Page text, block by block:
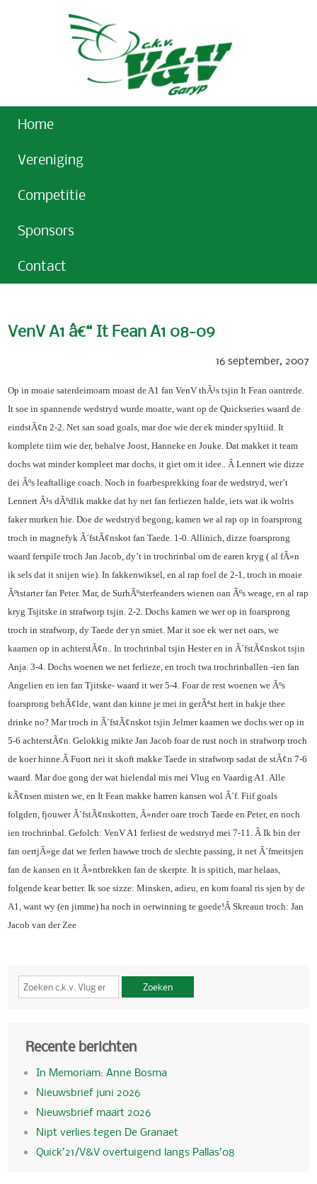
Home
Vereniging
Competitie
Sponsors
Contact
VenV A1 â€“ It Fean A1 08-09
16 september, 2007
Op in moaie saterdeimoarn moast de A1 fan VenV thÃ¹s tsjin It Fean oantrede.
It soe in spannende wedstryd wurde moatte, want op de Quickseries waard de
eindstÃ¢n 2-2. Net san soad goals, mar doe wie der ek minder spyltiid. It
komplete tiim wie der, behalve Joost, Hanneke en Jouke. Dat makket it team
dochs wat minder kompleet mar dochs, it giet om it idee.. ÂLennert wie dizze
dei Ãºs leaftallige coach. Noch in foarbesprekking foar de wedstryd, wer’t
Lennert Ã¹s dÃºdlik makke dat hy net fan ferliezen halde, iets wat ik wolris
faker murken hie. Doe de wedstryd begong, kamen we al rap op in foarsprong
troch in magnefyk Ã´fstÃ¢nskot fan Taede. 1-0. Allinich, dizze foarsprong
waard ferspile troch Jan Jacob, dy’t in trochrinbal om de earen kryg ( al fÃ»n
ik sels dat it snijen wie). In fakkenwiksel, en al rap foel de 2-1, troch in moaie
Ãºtstarter fan Peter. Mar, de SurhÃºsterfeanders wienen oan Ãºs weage, en al rap
kryg Tsjitske in strafworp tsjin. 2-2. Dochs kamen we wer op in foarsprong
troch in strafworp, dy Taede der yn smiet. Mar it soe ek wer net oars, we
kaamen op in achterstÃ¢n.. In trochrinbal tsjin Hester en in Ã´fstÃ¢nskot tsjin
Anja. 3-4. Dochs woenen we net ferlieze, en troch twa trochrinballen -ien fan
Angelien en ien fan Tjitske- waard it wer 5-4. Foar de rest woenen we Ãºs
foarsprong behÃ¢lde, want dan kinne je mei in gerÃªst hert in bakje thee
drinke no? Mar troch in Ã´fstÃ¢nskot tsjin Jelmer kaamen we dochs wer op in
5-6 achterstÃ¢n. Gelokkig mikte Jan Jacob foar de rust noch in strafworp troch
de koer hinne. ÂFuort nei it skoft makke Taede in strafworp sadat de stÃ¢n 7-6
waard. Mar doe gong der wat hielendal mis mei Vlug en Vaardig A1. Alle
kÃ¢nsen misten we, en It Fean makke harren kansen wol Ã´f. Fiif goals
folgden, fjouwer Ã´fstÃ¢nskotten, Ã»nder oare troch Taede en Peter, en noch
ien trochrinbal. Gefolch: VenV A1 ferliest de wedstryd mei 7-11. ÂIk bin der
fan oertjÃ»ge dat we ferlen hawwe troch de slechte passing, it net Ã´fmeitsjen
fan de kansen en it Ã»ntbrekken fan de skerpte. It is spitich, mar helaas,
folgende kear better. Ik soe sizze: Minsken, adieu, en kom foaral ris sjen by de
A1, want wy (en jimme) ha noch in oerwinning te goede!ÂSkreaun troch: Jan
Jacob van der Zee
Zoeken
Recente berichten
In Memoriam: Anne Bosma
Nieuwsbrief juni 2026
Nieuwsbrief maart 2026
Nipt verlies tegen De Granaet
Quick’21/V&V overtuigend langs Pallas’08